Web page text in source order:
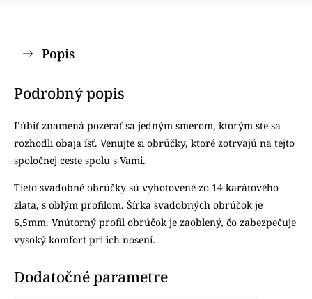
Popis
Podrobný popis
Ľúbiť znamená pozerať sa jedným smerom, ktorým ste sa
rozhodli obaja ísť. Venujte si obrúčky, ktoré zotrvajú na tejto
spoločnej ceste spolu s Vami.
Tieto svadobné obrúčky sú vyhotovené zo 14 karátového
zlata, s oblým profilom. Šírka svadobných obrúčok je
6,5mm. Vnútorný profil obrúčok je zaoblený, čo zabezpečuje
vysoký komfort pri ich nosení.
Dodatočné parametre